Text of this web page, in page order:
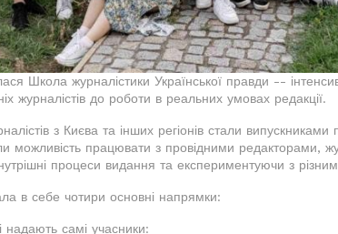
Школа журналістики Української правди --
журналістів до роботи в реальних умовах редакції.
з Києва та інших регіонів стали
можливість працювати з провідними редакторами,
процеси видання та експериментуючи з
в себе чотири основні напрямки:
надають самі учасники: